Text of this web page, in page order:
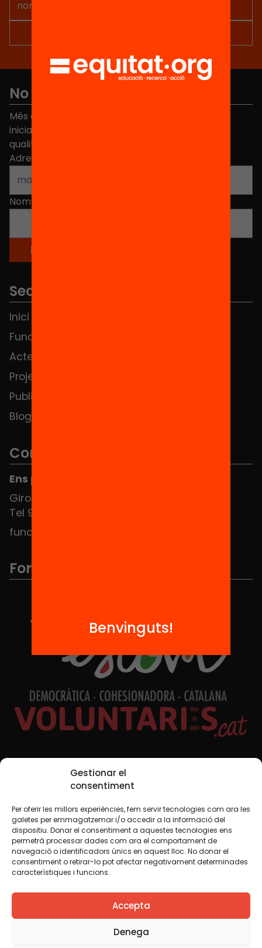
Gestionar el
consentiment
Per oferir les millors experiències, fem servir tecnologies com ara les
galetes per emmagatzemar i/o accedir a la informació del
dispositiu. Donar el consentiment a aquestes tecnologies ens
permetrà processar dades com ara el comportament de
navegació o identificadors únics en aquest lloc. No donar el
consentiment o retirar-lo pot afectar negativament determinades
característiques i funcions.
Accepta
Denega
No et perdis res
Més de 40.000 persones ja han triat Equitat. Rep
iniciatives, propostes i projectes per millorar la
qualitat de l'educació a Catalunya.
Adreça electrònica
Nom
Seccions
Inici
Fundació
Actes
Projectes
Publicacions i vídeos
Blog
Contacte
Ens pots trobar al Hub Social
Girona 34, interior 08010 Barcelona
Tel 934 588 700
fundacio@equitat.org
Formem part de...
Xarxes Socials
TWT YTB IG FB IN
Avís legalPolítica de cookies
Creiem que el coneixement s’ha de compartir. Per això
fem servir una llicència Creative Commons, llevat que en
algun material indiquem el contrari. Us animem a copiar,
redistribuir, remesclar o transformar i crear els continguts
Benvinguts!